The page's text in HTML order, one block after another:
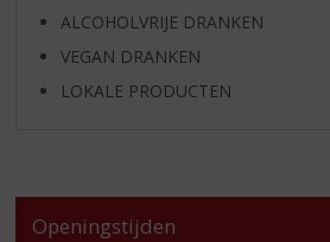
ALCOHOLVRIJE DRANKEN
VEGAN DRANKEN
LOKALE PRODUCTEN
Openingstijden